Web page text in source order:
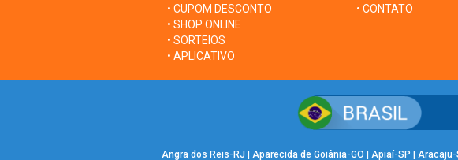
• CUPOM DESCONTO
• SHOP ONLINE
• SORTEIOS
• APLICATIVO
• CONTATO
Angra dos Reis-RJ | Aparecida de Goiânia-GO | Apiaí-SP | Aracaju-